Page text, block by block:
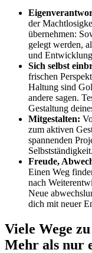
der
übernehmen:
gelegt werden,
und
Sich selbst
frischen
Haltung sind
andere sagen.
Gestaltung
Mitgestalten:
zum aktiven
spannenden
Freude,
Einen Weg
nach
Neue
dich mit neuer
Viele Wege
Mehr als nur